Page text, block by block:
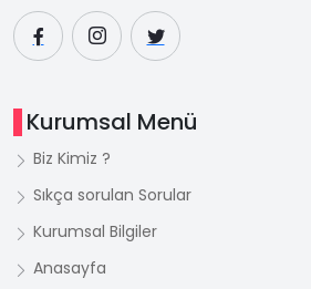
Kurumsal Menü
Biz Kimiz ?
Sıkça sorulan Sorular
Kurumsal Bilgiler
Anasayfa